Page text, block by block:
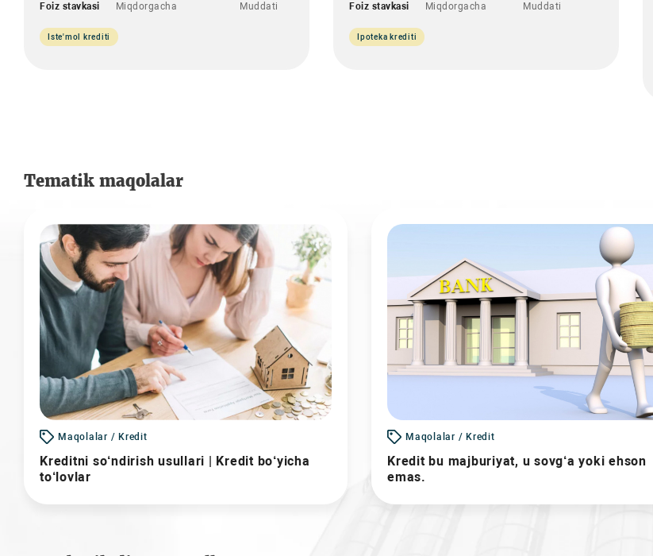
Foiz stavkasi Miqdorgacha Muddati
Iste'mol krediti
Foiz stavkasi Miqdorgacha Muddati
Ipoteka krediti
Tematik maqolalar
Maqolalar / Kredit
Kreditni so‘ndirish usullari | Kredit bo‘yicha
to‘lovlar
Maqolalar / Kredit
Kredit bu majburiyat, u sovg‘a yoki ehson
emas.